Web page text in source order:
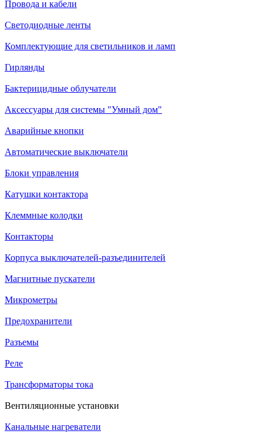
Провода и кабели
Светодиодные ленты
Комплектующие для светильников и ламп
Гирлянды
Бактерицидные облучатели
Аксессуары для системы "Умный дом"
Аварийные кнопки
Автоматические выключатели
Блоки управления
Катушки контактора
Клеммные колодки
Контакторы
Корпуса выключателей-разъединителей
Магнитные пускатели
Микрометры
Предохранители
Разъемы
Реле
Трансформаторы тока
Вентиляционные установки
Канальные нагреватели